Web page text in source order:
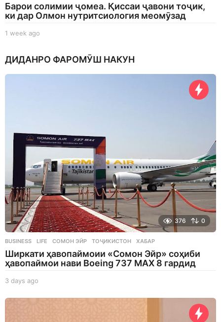
Барои солимии ҷомеа. Қиссаи ҷавони тоҷик,
ки дар Олмон нутритсиология меомӯзад
1 week ago
e
ДИДАНРО ФАРОМӮШ НАКУН
376 0
BUSINESS ,LIFE СОМОН ЭЙР ,ТОҶИКИСТОН ,ХАБАР
Ширкати ҳавопаймоии «Сомон Эйр» соҳиби
ҳавопаймои нави Boeing 737 MAX 8 гардид
3 days ago
a